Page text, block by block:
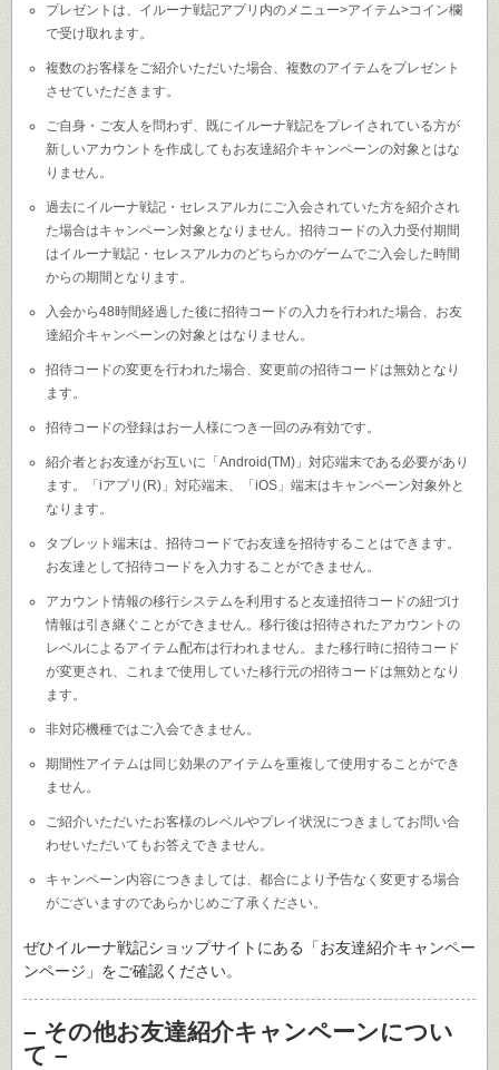
プレゼントは、イルーナ戦記アプリ内のメニュー>アイテム>コイン欄
で受け取れます。
複数のお客様をご紹介いただいた場合、複数のアイテムをプレゼント
させていただきます。
ご自身・ご友人を問わず、既にイルーナ戦記をプレイされている方が
新しいアカウントを作成してもお友達紹介キャンペーンの対象とはな
りません。
過去にイルーナ戦記・セレスアルカにご入会されていた方を紹介され
た場合はキャンペーン対象となりません。招待コードの入力受付期間
はイルーナ戦記・セレスアルカのどちらかのゲームでご入会した時間
からの期間となります。
入会から48時間経過した後に招待コードの入力を行われた場合、お友
達紹介キャンペーンの対象とはなりません。
招待コードの変更を行われた場合、変更前の招待コードは無効となり
ます。
招待コードの登録はお一人様につき一回のみ有効です。
紹介者とお友達がお互いに「Android(TM)」対応端末である必要があり
ます。「iアプリ(R)」対応端末、「iOS」端末はキャンペーン対象外と
なります。
タブレット端末は、招待コードでお友達を招待することはできます。
お友達として招待コードを入力することができません。
アカウント情報の移行システムを利用すると友達招待コードの紐づけ
情報は引き継ぐことができません。移行後は招待されたアカウントの
レベルによるアイテム配布は行われません。また移行時に招待コード
が変更され、これまで使用していた移行元の招待コードは無効となり
ます。
非対応機種ではご入会できません。
期間性アイテムは同じ効果のアイテムを重複して使用することができ
ません。
ご紹介いただいたお客様のレベルやプレイ状況につきましてお問い合
わせいただいてもお答えできません。
キャンペーン内容につきましては、都合により予告なく変更する場合
がございますのであらかじめご了承ください。
ぜひイルーナ戦記ショップサイトにある「お友達紹介キャンペー
ンページ」をご確認ください。
– その他お友達紹介キャンペーンについ
て –